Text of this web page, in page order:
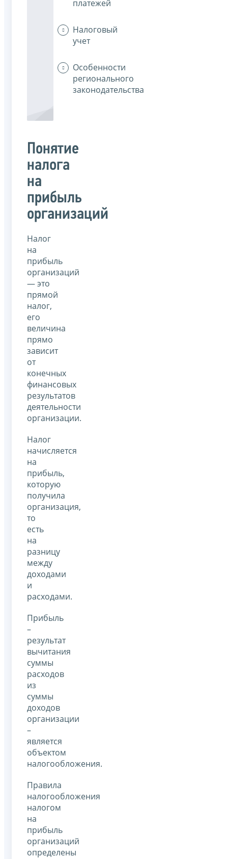
платежей
Налоговый
учет
Особенности
регионального
законодательства
Понятие
налога
на
прибыль
организаций
Налог
на
прибыль
организаций
— это
прямой
налог,
его
величина
прямо
зависит
от
конечных
финансовых
результатов
деятельности
организации.
Налог
начисляется
на
прибыль,
которую
получила
организация,
то
есть
на
разницу
между
доходами
и
расходами.
Прибыль
–
результат
вычитания
суммы
расходов
из
суммы
доходов
организации
–
является
объектом
налогообложения.
Правила
налогообложения
налогом
на
прибыль
организаций
определены